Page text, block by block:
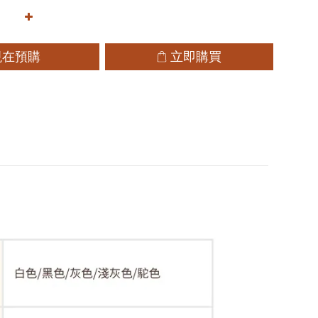
預購 立即購買